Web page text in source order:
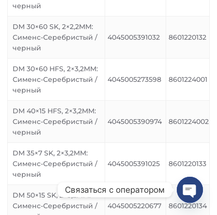
черный
DM 30×60 SK, 2×2,2MM:
Сименс-Серебристый /
черный
4045005391032 8601220132
DM 30×60 HFS, 2×3,2MM:
Сименс-Серебристый /
черный
4045005273598 8601224001
DM 40×15 HFS, 2×3,2MM:
Сименс-Серебристый /
черный
4045005390974 8601224002
DM 35×7 SK, 2×3,2MM:
Сименс-Серебристый /
черный
4045005391025 8601220133
DM 50×15 SK, 2×3,2MM:
Сименс-Серебристый /
4045005220677 8601220134
Связаться с оператором
Open